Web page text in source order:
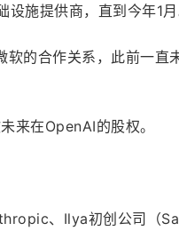
设施提供商，直到今年1
的合作关系，此前一直
来在OpenAI的股权。
、Ilya初创公司（